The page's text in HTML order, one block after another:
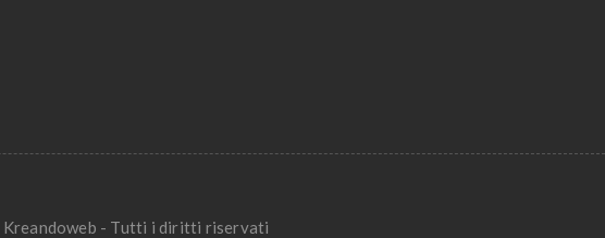
Kreandoweb - Tutti i diritti riservati